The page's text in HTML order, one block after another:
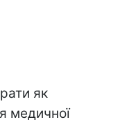
як
медичної